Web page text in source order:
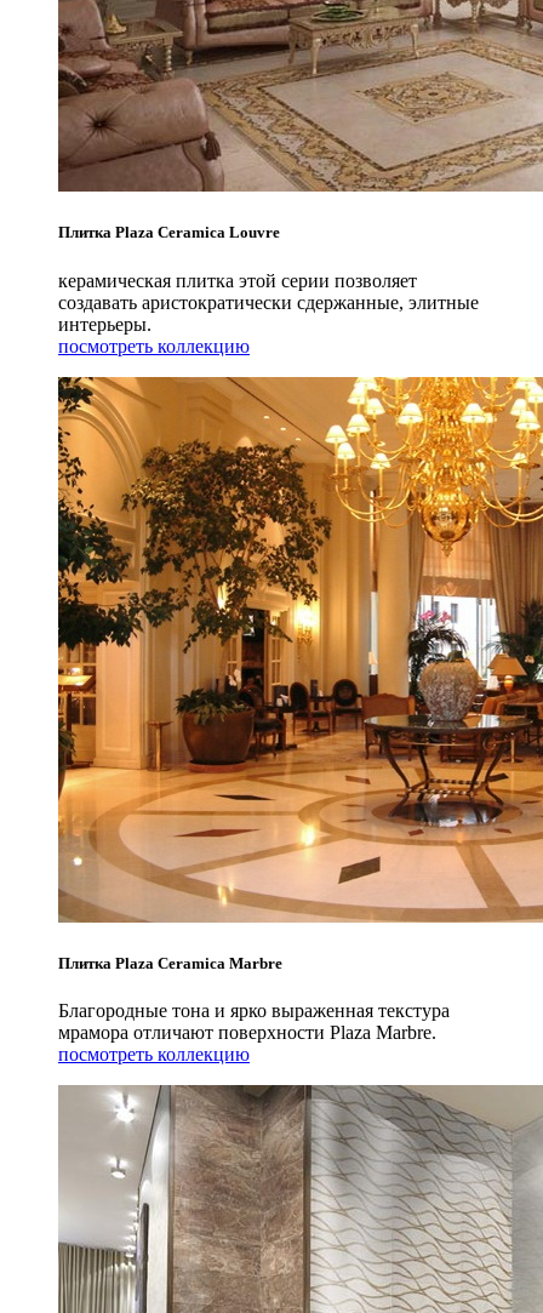
Плитка Plaza Ceramica Louvre
керамическая плитка этой серии позволяет
создавать аристократически сдержанные, элитные
интерьеры.
посмотреть коллекцию
Плитка Plaza Ceramica Marbre
Благородные тона и ярко выраженная текстура
мрамора отличают поверхности Plaza Marbre.
посмотреть коллекцию